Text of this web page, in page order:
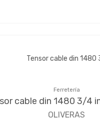
Ferretería
cable din 1480 3/4
OLIVERAS